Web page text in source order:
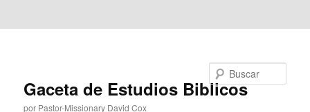
Gaceta de Estudios Biblicos
por Pastor-Missionary David Cox